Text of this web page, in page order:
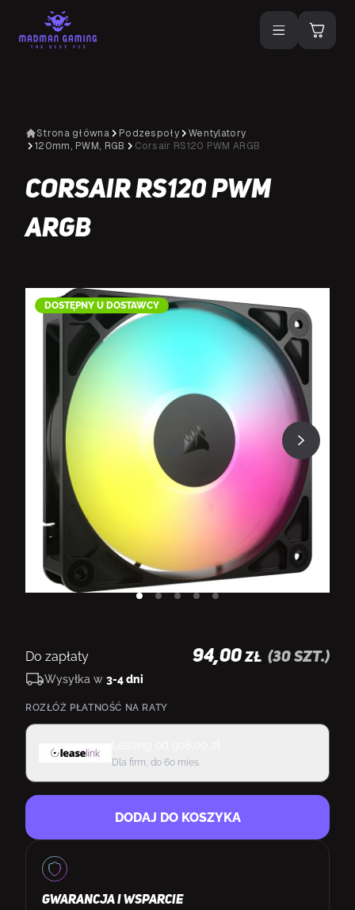
Strona główna Podzespoły
Wentylatory
120mm, PWM, RGB
Corsair RS120 PWM ARGB
Corsair RS120 PWM
ARGB
DOSTĘPNY U DOSTAWCY
Do zapłaty 94,00 ZŁ (30 szt.)
Wysyłka w 3-4 dni
ROZŁÓŻ PŁATNOŚĆ NA RATY
Dla firm, do 60 mies.
DODAJ DO KOSZYKA
GWARANCJA I WSPARCIE